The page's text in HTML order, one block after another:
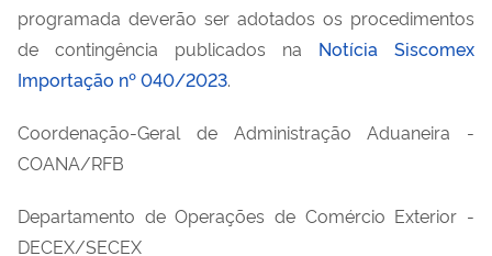
programada deverão ser adotados os procedimentos
de contingência publicados na Notícia Siscomex
Importação nº 040/2023.
Coordenação-Geral de Administração Aduaneira -
COANA/RFB
Departamento de Operações de Comércio Exterior -
DECEX/SECEX